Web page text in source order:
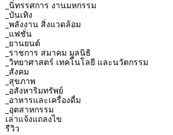
_นิทรรศการ งานมหกรรม
_บันเทิง
_พลังงาน สิ่งแวดล้อม
_แฟชั่น
_ยานยนต์
_ราชการ สมาคม มูลนิธิ
_วิทยาศาสตร์ เทคโนโลยี และนวัตกรรม
_สังคม
_สุขภาพ
_อสังหาริมทรัพย์
_อาหารและเครื่องดื่ม
_อุตสาหกรรม
เล่าแจ้งแถลงไข
รีวิว